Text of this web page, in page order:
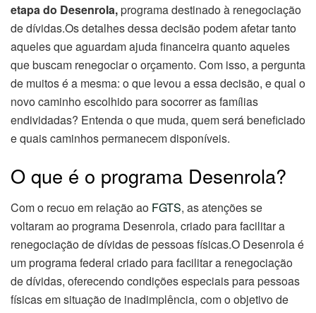
etapa do Desenrola,programa destinado à renegociação
de dívidas.Os detalhes dessa decisão podem afetar tanto
aqueles que aguardam ajuda financeira quanto aqueles
que buscam renegociar o orçamento. Com isso, a pergunta
de muitos é a mesma: o que levou a essa decisão, e qual o
novo caminho escolhido para socorrer as famílias
endividadas? Entenda o que muda, quem será beneficiado
e quais caminhos permanecem disponíveis.
O que é o programa Desenrola?
Com o recuo em relação ao FGTS, as atenções se
voltaram ao programa Desenrola, criado para facilitar a
renegociação de dívidas de pessoas físicas.O Desenrola é
um programa federal criado para facilitar a renegociação
de dívidas, oferecendo condições especiais para pessoas
físicas em situação de inadimplência, com o objetivo de